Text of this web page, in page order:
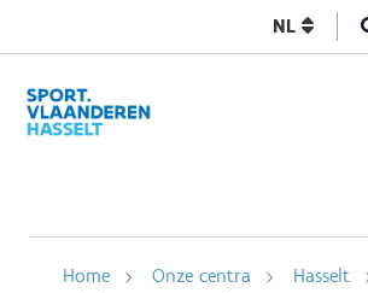
NL
Home Onze centra
Hasselt